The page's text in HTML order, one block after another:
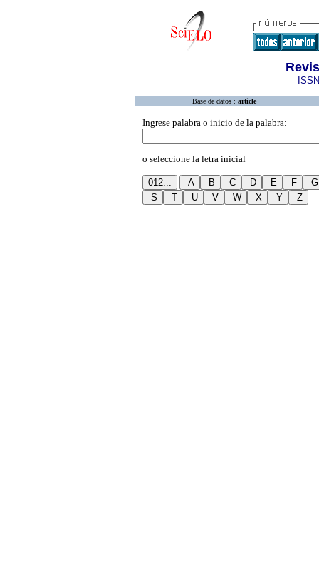
Base de datos : article
Ingrese palabra o inicio de la palabra:
o seleccione la letra inicial